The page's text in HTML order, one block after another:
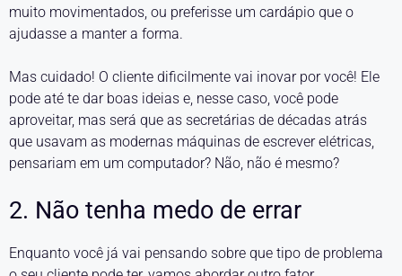
muito movimentados, ou preferisse um cardápio que o
ajudasse a manter a forma.
Mas cuidado! O cliente dificilmente vai inovar por você! Ele
pode até te dar boas ideias e, nesse caso, você pode
aproveitar, mas será que as secretárias de décadas atrás
que usavam as modernas máquinas de escrever elétricas,
pensariam em um computador? Não, não é mesmo?
2. Não tenha medo de errar
Enquanto você já vai pensando sobre que tipo de problema